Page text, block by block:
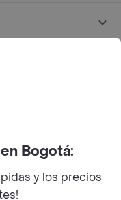
reserved.
Bogotá:
y los precios